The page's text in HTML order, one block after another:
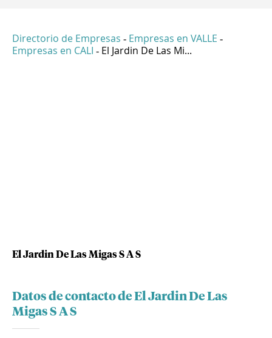
Directorio de Empresas - Empresas en VALLE -
Empresas en CALI - El Jardin De Las Mi...
El Jardin De Las Migas S A S
Datos de contacto de El Jardin De Las
Migas S A S